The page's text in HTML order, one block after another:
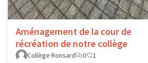
Aménagement de la cour de
récréation de notre collège
Collège Ronsard
0 1